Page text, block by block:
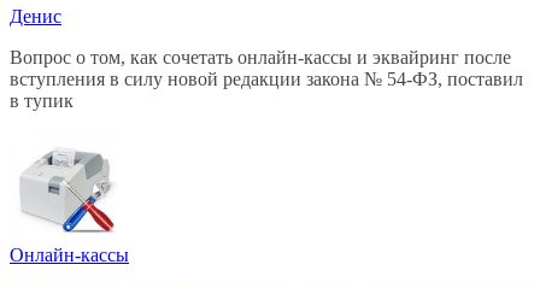
Денис
Вопрос о том, как сочетать онлайн-кассы и эквайринг после
вступления в силу новой редакции закона № 54-ФЗ, поставил
в тупик
Онлайн-кассы